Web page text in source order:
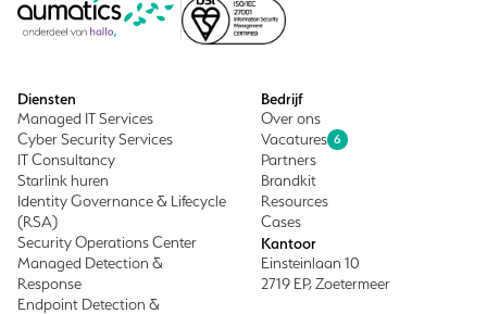
Bedrijf
Over ons
Vacatures 6
Partners
Brandkit
Resources
Cases
Kantoor
Einsteinlaan 10
2719 EP, Zoetermeer
Diensten
Managed IT Services
Cyber Security Services
IT Consultancy
Starlink huren
Identity Governance & Lifecycle
(RSA)
Security Operations Center
Managed Detection &
Response
Endpoint Detection &